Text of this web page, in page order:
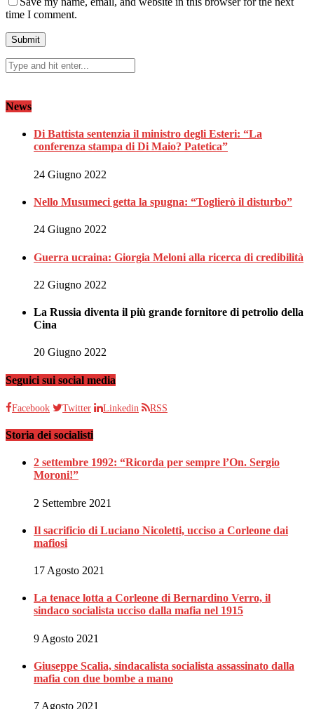
time I comment.
News
Di Battista sentenzia il ministro degli Esteri: “La
conferenza stampa di Di Maio? Patetica”
24 Giugno 2022
Nello Musumeci getta la spugna: “Toglierò il disturbo”
24 Giugno 2022
Guerra ucraina: Giorgia Meloni alla ricerca di credibilità
22 Giugno 2022
La Russia diventa il più grande fornitore di petrolio della
Cina
20 Giugno 2022
Seguici sui social media
Facebook Twitter Linkedin RSS
Storia dei socialisti
2 settembre 1992: “Ricorda per sempre l’On. Sergio
Moroni!”
2 Settembre 2021
Il sacrificio di Luciano Nicoletti, ucciso a Corleone dai
mafiosi
17 Agosto 2021
La tenace lotta a Corleone di Bernardino Verro, il
sindaco socialista ucciso dalla mafia nel 1915
9 Agosto 2021
Giuseppe Scalia, sindacalista socialista assassinato dalla
mafia con due bombe a mano
7 Agosto 2021